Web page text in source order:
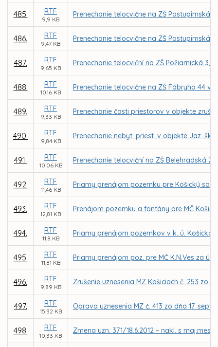
485. RTF
9,9 KB
Prenechanie telocvične na ZŠ Postupimská
486. RTF
9,47 KB
Prenechanie telocvične na ZŠ Postupimská
487. RTF
9,65 KB
Prenechanie telocviční na ZŠ Požiarnická 3,
488. RTF
10,16 KB
Prenechanie telocvične na ZŠ Fábryho 44
489. RTF
9,33 KB
Prenechanie časti priestorov v objekte zruš.
490. RTF
9,84 KB
Prenechanie nebyt. priest. v objekte Jaz.
491. RTF
10,06 KB
Prenechanie telocviční na ZŠ Belehradská
492. RTF
11,46 KB
Priamy prenájom pozemku pre Košický
493. RTF
12,81 KB
Prenájom pozemku a fontány pre MČ
494. RTF
11,8 KB
Priamy prenájom pozemkov v k. ú. Košická
495. RTF
11,81 KB
Priamy prenájom poz. pre MČ K.N.Ves za
496. RTF
9,89 KB
Zrušenie uznesenia MZ Košiciach č. 253 zo
497. RTF
15,32 KB
Oprava uznesenia MZ č. 413 zo dňa 17.
498. RTF
10,33 KB
Zmena uzn. 371/18.6.2012 – nakl. s